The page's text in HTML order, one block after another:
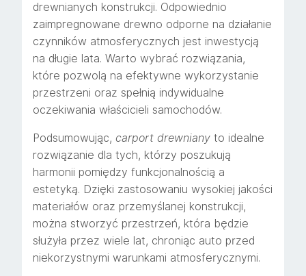
drewnianych konstrukcji. Odpowiednio
zaimpregnowane drewno odporne na działanie
czynników atmosferycznych jest inwestycją
na długie lata. Warto wybrać rozwiązania,
które pozwolą na efektywne wykorzystanie
przestrzeni oraz spełnią indywidualne
oczekiwania właścicieli samochodów.
Podsumowując, carport drewniany to idealne
rozwiązanie dla tych, którzy poszukują
harmonii pomiędzy funkcjonalnością a
estetyką. Dzięki zastosowaniu wysokiej jakości
materiałów oraz przemyślanej konstrukcji,
można stworzyć przestrzeń, która będzie
służyła przez wiele lat, chroniąc auto przed
niekorzystnymi warunkami atmosferycznymi.